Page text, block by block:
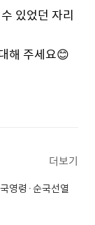
있었던 자리
해 주세요😊
더보기
영령·순국선열